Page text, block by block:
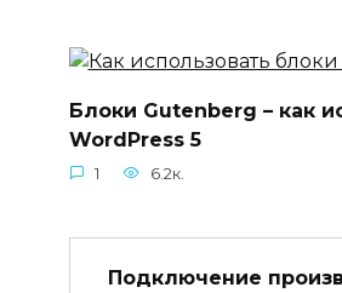
Блоки Gutenberg – как
WordPress 5
1 6.2к.
Подключение